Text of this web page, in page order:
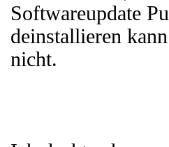
Softwareupdate
deinstallieren
nicht.